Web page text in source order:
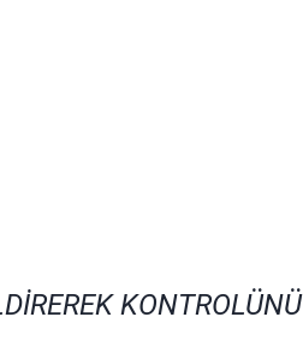
KONTROLÜNÜ